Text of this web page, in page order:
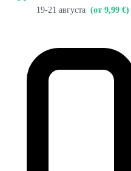
19-21 августа (от 9,99 €)